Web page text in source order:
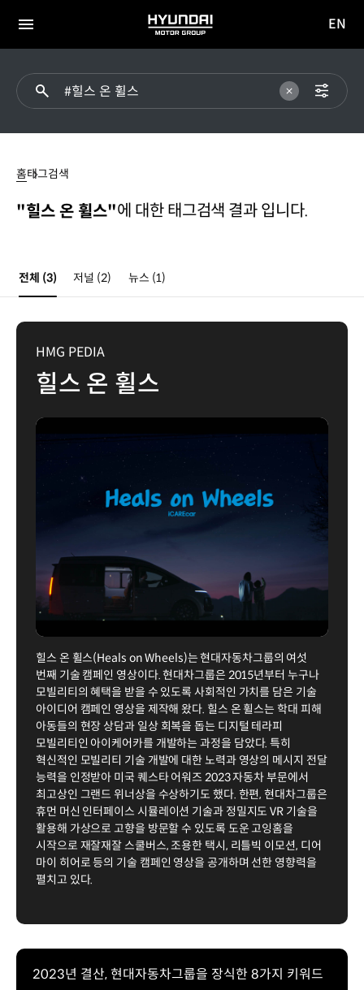
전체
HYUNDAI
MOTOR
이동
EN
휠스홈태그검색
"힐스 온 휠스"에 대한 태그검색 결과 입니다.
전체 (3) 저널 (2) 뉴스 (1)
HMG PEDIA
힐스 온 휠스
힐스 온 휠스(Heals on Wheels)는 현대자동차그룹의 여섯
번째 기술 캠페인 영상이다. 현대차그룹은 2015년부터 누구나
모빌리티의 혜택을 받을 수 있도록 사회적인 가치를 담은 기술
아이디어 캠페인 영상을 제작해 왔다. 힐스 온 휠스는 학대 피해
아동들의 현장 상담과 일상 회복을 돕는 디지털 테라피
모빌리티인 아이케어카를 개발하는 과정을 담았다. 특히
혁신적인 모빌리티 기술 개발에 대한 노력과 영상의 메시지 전달
능력을 인정받아 미국 퀘스타 어워즈 2023 자동차 부문에서
최고상인 그랜드 위너상을 수상하기도 했다. 한편, 현대차그룹은
휴먼 머신 인터페이스 시뮬레이션 기술과 정밀지도 VR 기술을
활용해 가상으로 고향을 방문할 수 있도록 도운 고잉홈을
시작으로 재잘재잘 스쿨버스, 조용한 택시, 리틀빅 이모션, 디어
마이 히어로 등의 기술 캠페인 영상을 공개하며 선한 영향력을
펼치고 있다.
2023년 결산, 현대자동차그룹을 장식한 8가지 키워드